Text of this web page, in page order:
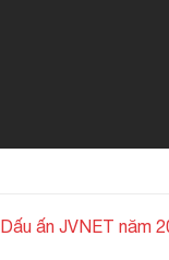
Dấu ấn JVNET năm